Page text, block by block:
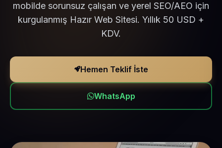
mobilde sorunsuz çalışan ve yerel SEO/AEO için
kurgulanmış Hazır Web Sitesi. Yıllık 50 USD +
KDV.
Hemen Teklif İste
WhatsApp